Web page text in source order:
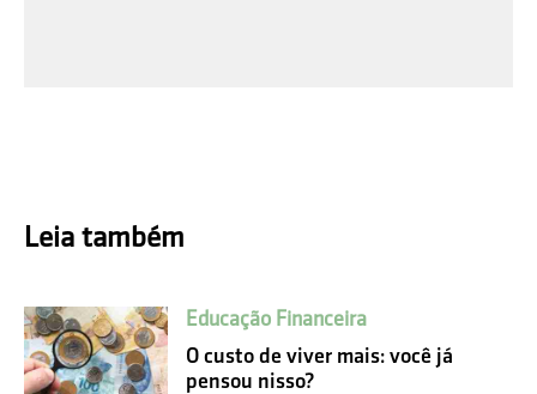
Leia também
Educação Financeira
O custo de viver mais: você já
pensou nisso?